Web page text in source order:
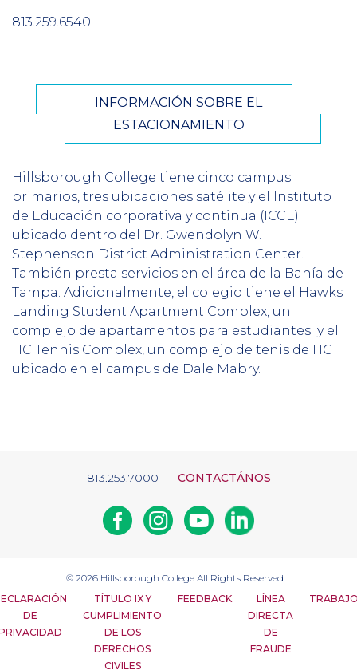
813.259.6540
CTA
INFORMACIÓN SOBRE EL
ESTACIONAMIENTO
Hillsborough College tiene cinco campus
primarios, tres ubicaciones satélite y el Instituto
de Educación corporativa y continua (ICCE)
ubicado dentro del Dr. Gwendolyn W.
Stephenson District Administration Center.
También presta servicios en el área de la Bahía de
Tampa. Adicionalmente, el colegio tiene el Hawks
Landing Student Apartment Complex, un
complejo de apartamentos para estudiantes y el
HC Tennis Complex, un complejo de tenis de HC
ubicado en el campus de Dale Mabry.
813.253.7000 CONTACTÁNOS
FacebookInstagramYoutubeLinkedin
© 2026 Hillsborough College All Rights Reserved
DE
TÍTULO IX Y
CUMPLIMIENTO
DE LOS
DERECHOS
CIVILES
FEEDBACK
LÍNEA
DIRECTA
DE
FRAUDE